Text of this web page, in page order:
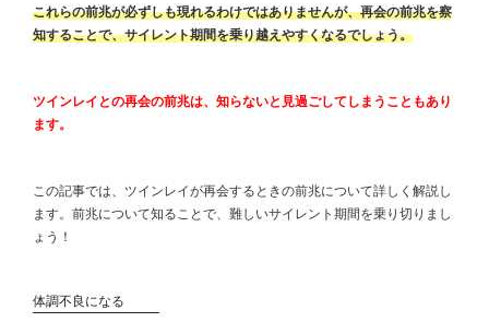
これらの前兆が必ずしも現れるわけではありませんが、再会の前兆を察
知することで、サイレント期間を乗り越えやすくなるでしょう。
ツインレイとの再会の前兆は、知らないと見過ごしてしまうこともあり
ます。
この記事では、ツインレイが再会するときの前兆について詳しく解説し
ます。前兆について知ることで、難しいサイレント期間を乗り切りまし
ょう！
体調不良になる